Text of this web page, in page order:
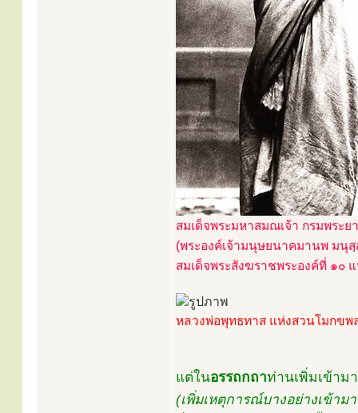
สมเด็จพระมหาสมณเจ้า กรมพระ
(พระองค์เจ้ามนุษยนาคมานพ มนุ
สมเด็จพระสังฆราชพระองค์ที่ ๑๐
หลวงพ่อพุทธทาส แห่งสวนโมกขพ
แต่ในอรรถกถาท่านเพิ่มเข้าม
(เพิ่มเหตุการณ์บางอย่างเข้าม